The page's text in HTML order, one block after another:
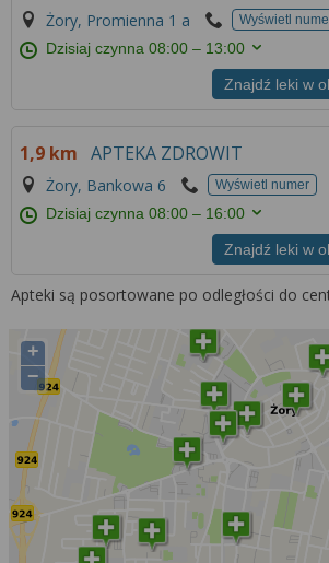
Żory, Promienna 1 a Wyświetl
Dzisiaj czynna08:00 – 13:00
Znajdź leki w
1,9 km APTEKA ZDROWIT
Żory, Bankowa 6 Wyświetl numer
Dzisiaj czynna08:00 – 16:00
Znajdź leki w
Apteki są posortowane po odległości do
+
−